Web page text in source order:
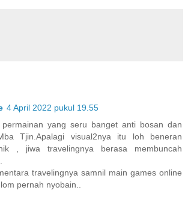
4 April 2022 pukul 19.55
permainan yang seru banget anti bosan dan
Tjin.Apalagi visual2nya itu loh beneran
, jiwa travelingnya berasa membuncah
travelingnya samnil main games online
pernah nyobain..